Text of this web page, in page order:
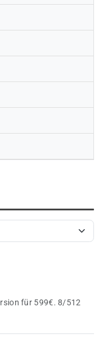
für 599€. 8/512